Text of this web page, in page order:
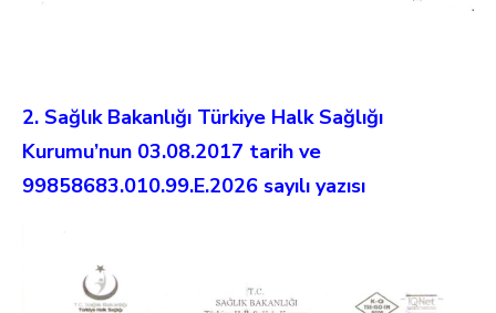
2. Sağlık Bakanlığı Türkiye Halk Sağlığı
Kurumu’nun 03.08.2017 tarih ve
99858683.010.99.E.2026 sayılı yazısı